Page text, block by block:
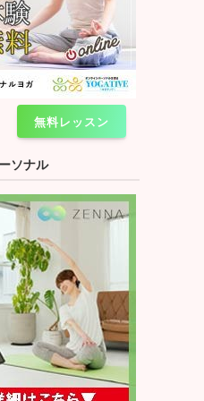
無料レッスン
ソナル